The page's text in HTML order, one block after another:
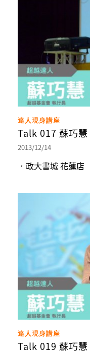
達人現身講座
Talk 017 蘇巧
2013/12/14
．政大書城 花蓮店
達人現身講座
Talk 019 蘇巧